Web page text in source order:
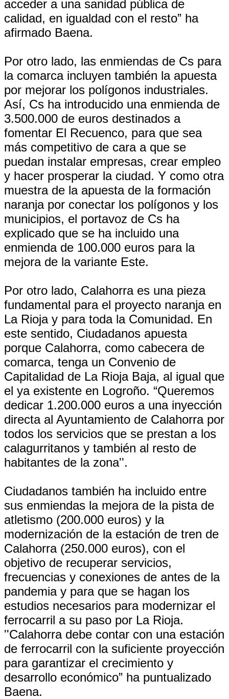
acceder a una sanidad pública de
calidad, en igualdad con el resto” ha
afirmado Baena.
Por otro lado, las enmiendas de Cs para
la comarca incluyen también la apuesta
por mejorar los polígonos industriales.
Así, Cs ha introducido una enmienda de
3.500.000 de euros destinados a
fomentar El Recuenco, para que sea
más competitivo de cara a que se
puedan instalar empresas, crear empleo
y hacer prosperar la ciudad. Y como otra
muestra de la apuesta de la formación
naranja por conectar los polígonos y los
municipios, el portavoz de Cs ha
explicado que se ha incluido una
enmienda de 100.000 euros para la
mejora de la variante Este.
Por otro lado, Calahorra es una pieza
fundamental para el proyecto naranja en
La Rioja y para toda la Comunidad. En
este sentido, Ciudadanos apuesta
porque Calahorra, como cabecera de
comarca, tenga un Convenio de
Capitalidad de La Rioja Baja, al igual que
el ya existente en Logroño. “Queremos
dedicar 1.200.000 euros a una inyección
directa al Ayuntamiento de Calahorra por
todos los servicios que se prestan a los
calagurritanos y también al resto de
habitantes de la zona''.
Ciudadanos también ha incluido entre
sus enmiendas la mejora de la pista de
atletismo (200.000 euros) y la
modernización de la estación de tren de
Calahorra (250.000 euros), con el
objetivo de recuperar servicios,
frecuencias y conexiones de antes de la
pandemia y para que se hagan los
estudios necesarios para modernizar el
ferrocarril a su paso por La Rioja.
''Calahorra debe contar con una estación
de ferrocarril con la suficiente proyección
para garantizar el crecimiento y
desarrollo económico” ha puntualizado
Baena.